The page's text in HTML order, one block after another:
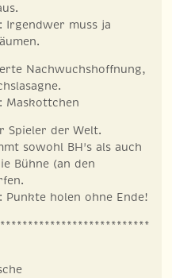
Irgendwer muss ja
Nachwuchshoffnung,
Maskottchen
Spieler der Welt.
sowohl BH's als auch
Bühne (an den
Punkte holen ohne Ende!